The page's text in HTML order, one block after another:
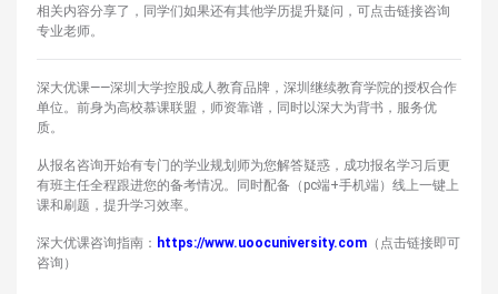
相关内容分享了，同学们如果还有其他学历提升疑问，可点击链接咨询
专业老师。
深大优课——深圳大学控股成人教育品牌，深圳继续教育学院的授权合作
单位。前身为高校慕课联盟，师资靠谱，同时以深大为背书，服务优
质。
从报名咨询开始有专门的学业规划师为您解答疑惑，成功报名学习后更
有班主任全程跟进您的备考情况。同时配备（pc端+手机端）线上一键上
课和刷题，提升学习效率。
深大优课咨询指南： https://www.uoocuniversity.com （点击链接即可
咨询）